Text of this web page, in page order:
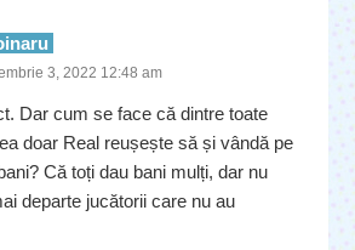
3, 2022 12:48 am
Dar cum se face că dintre toate
doar Real reușește să și vândă pe
Că toți dau bani mulți, dar nu
departe jucătorii care nu au